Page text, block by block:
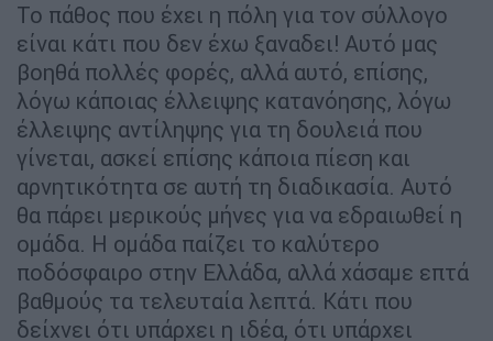
Το πάθος που έχει η πόλη για τον σύλλογο
είναι κάτι που δεν έχω ξαναδει! Αυτό μας
βοηθά πολλές φορές, αλλά αυτό, επίσης,
λόγω κάποιας έλλειψης κατανόησης, λόγω
έλλειψης αντίληψης για τη δουλειά που
γίνεται, ασκεί επίσης κάποια πίεση και
αρνητικότητα σε αυτή τη διαδικασία. Αυτό
θα πάρει μερικούς μήνες για να εδραιωθεί η
ομάδα. Η ομάδα παίζει το καλύτερο
ποδόσφαιρο στην Ελλάδα, αλλά χάσαμε επτά
βαθμούς τα τελευταία λεπτά. Κάτι που
δείχνει ότι υπάρχει η ιδέα, ότι υπάρχει